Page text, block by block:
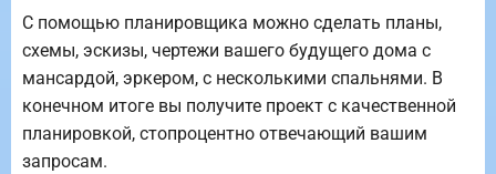
С помощью планировщика можно сделать планы,
схемы, эскизы, чертежи вашего будущего дома с
мансардой, эркером, с несколькими спальнями. В
конечном итоге вы получите проект с качественной
планировкой, стопроцентно отвечающий вашим
запросам.